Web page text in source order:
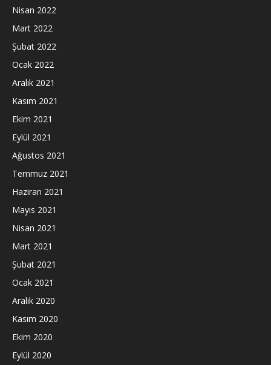
Nisan 2022
Mart 2022
Şubat 2022
Ocak 2022
Aralık 2021
Kasım 2021
Ekim 2021
Eylül 2021
Ağustos 2021
Temmuz 2021
Haziran 2021
Mayıs 2021
Nisan 2021
Mart 2021
Şubat 2021
Ocak 2021
Aralık 2020
Kasım 2020
Ekim 2020
Eylül 2020